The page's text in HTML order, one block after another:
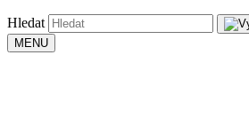
Hledat
MENU